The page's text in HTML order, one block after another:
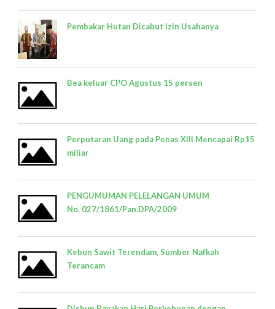
Pembakar Hutan Dicabut Izin Usahanya
Bea keluar CPO Agustus 15 persen
Perputaran Uang pada Penas XIII Mencapai Rp15
miliar
PENGUMUMAN PELELANGAN UMUM
No. 027/1861/Pan.DPA/2009
Kebun Sawit Terendam, Sumber Nafkah
Terancam